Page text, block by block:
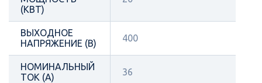
(КВТ)
ВЫХОДНОЕ
НАПРЯЖЕНИЕ (В)
400
НОМИНАЛЬНЫЙ
ТОК (А)
36